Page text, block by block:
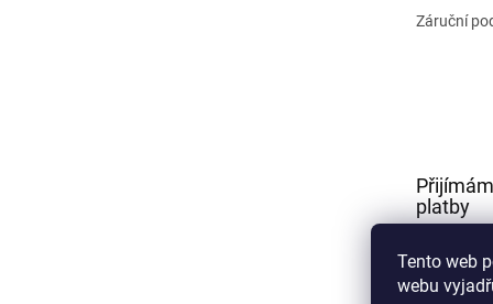
Tento web
webu
Záruční
platby